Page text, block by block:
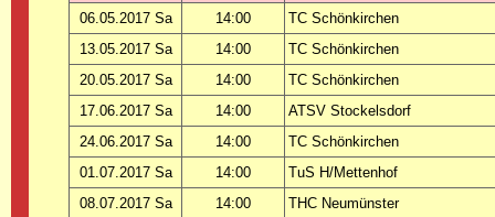
06.05.2017 Sa
14:00
TC Schönkirchen
13.05.2017 Sa
14:00
TC Schönkirchen
20.05.2017 Sa
14:00
TC Schönkirchen
17.06.2017 Sa
14:00
ATSV Stockelsdorf
24.06.2017 Sa
14:00
TC Schönkirchen
01.07.2017 Sa
14:00
TuS H/Mettenhof
08.07.2017 Sa
14:00 THC Neumünster